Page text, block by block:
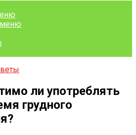
меню
ли употреблять
грудного